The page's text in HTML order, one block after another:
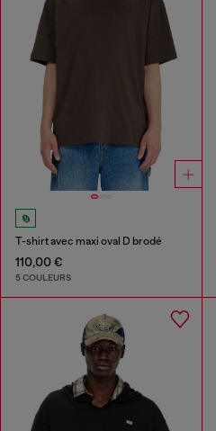
T-shirt avec maxi oval D brodé
110,00 €
5 COULEURS